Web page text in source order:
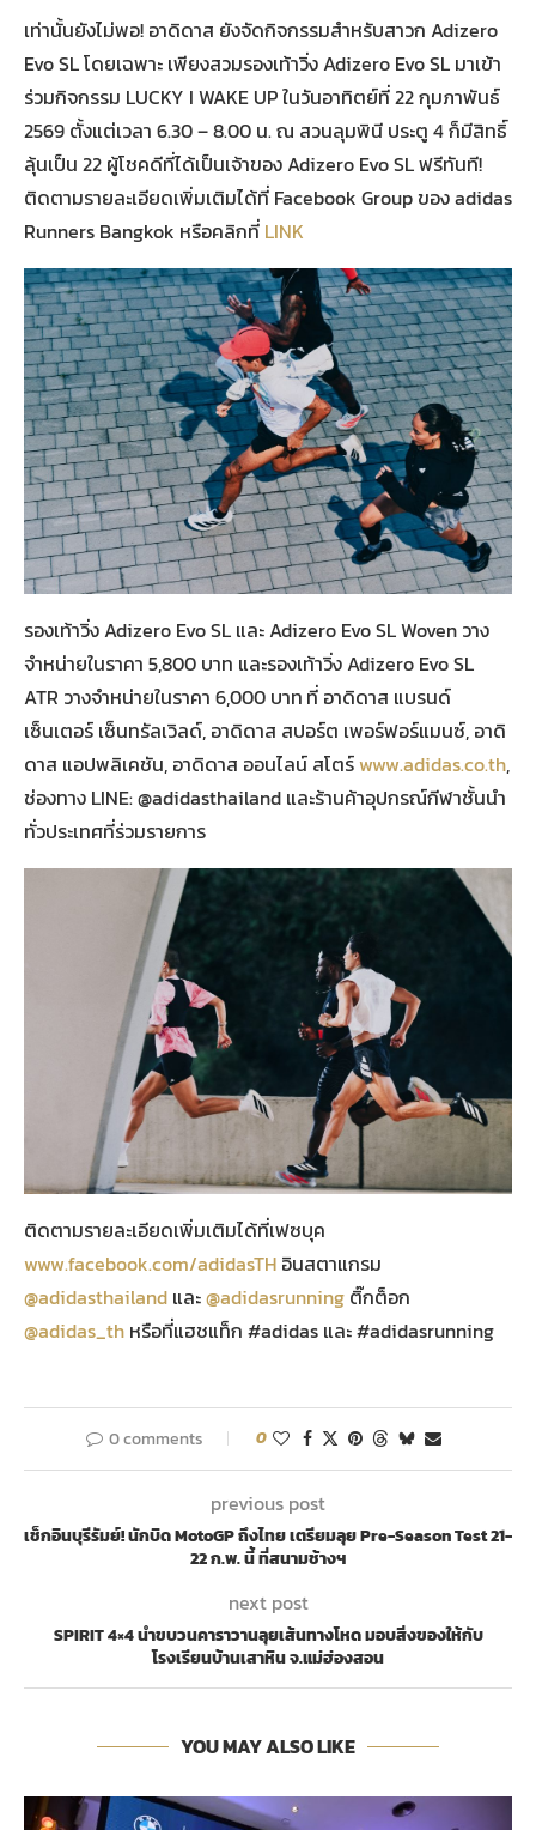
เท่านั้นยังไม่พอ! อาดิดาส ยังจัดกิจกรรมสำหรับสาวก Adizero
Evo SL โดยเฉพาะ เพียงสวมรองเท้าวิ่ง Adizero Evo SL มาเข้า
ร่วมกิจกรรม LUCKY I WAKE UP ในวันอาทิตย์ที่ 22 กุมภาพันธ์
2569 ตั้งแต่เวลา 6.30 – 8.00 น. ณ สวนลุมพินี ประตู 4 ก็มีสิทธิ์
ลุ้นเป็น 22 ผู้โชคดีที่ได้เป็นเจ้าของ Adizero Evo SL ฟรีทันที!
ติดตามรายละเอียดเพิ่มเติมได้ที่ Facebook Group ของ adidas
Runners Bangkok หรือคลิกที่ LINK
รองเท้าวิ่ง Adizero Evo SL และ Adizero Evo SL Woven วาง
จำหน่ายในราคา 5,800 บาท และรองเท้าวิ่ง Adizero Evo SL
ATR วางจำหน่ายในราคา 6,000 บาท ที่ อาดิดาส แบรนด์
เซ็นเตอร์ เซ็นทรัลเวิลด์, อาดิดาส สปอร์ต เพอร์ฟอร์แมนซ์, อาดิ
ดาส แอปพลิเคชัน, อาดิดาส ออนไลน์ สโตร์www.adidas.co.th,
ช่องทาง LINE: @adidasthailand และร้านค้าอุปกรณ์กีฬาชั้นนำ
ทั่วประเทศที่ร่วมรายการ
ติดตามรายละเอียดเพิ่มเติมได้ที่เฟซบุค
www.facebook.com/adidasTH อินสตาแกรม
@adidasthailand และ@adidasrunning ติ๊กต็อก
@adidas_th หรือที่แฮชแท็ก #adidas และ #adidasrunning
0 comments 0
previous post
เช็กอินบุรีรัมย์! นักบิด MotoGP ถึงไทย เตรียมลุย Pre-Season Test 21-
22 ก.พ. นี้ ที่สนามช้างฯ
next post
SPIRIT 4×4 นำขบวนคาราวานลุยเส้นทางโหด มอบสิ่งของให้กับ
โรงเรียนบ้านเสาหิน จ.แม่ฮ่องสอน
YOU MAY ALSO LIKE